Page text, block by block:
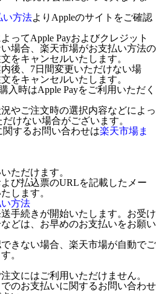
い方法よりAppleのサイトをご確認
ってApple Payおよびクレジット
場合、楽天市場がお支払い方法の
をキャンセルいたします。
後、7日間変更いただけない場
をキャンセルいたします。
入時はApple Payをご利用いただく
やご注文時の選択内容などによっ
けない場合がございます。
するお問い合わせは楽天市場ま
ただけます。
び払込票のURLを記載したメー
します。
方法
手続きが開始いたします。お受け
どは、お早めのお支払いをお願い
きない場合、楽天市場が自動でご
。
文にはご利用いただけません。
のお支払いに関するお問い合わせ